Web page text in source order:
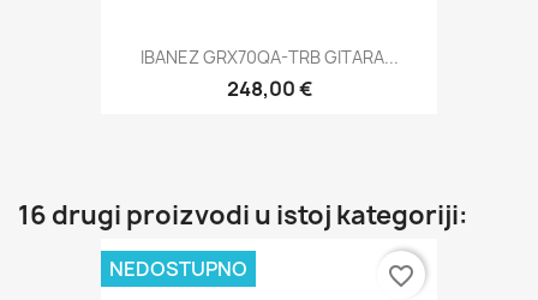
IBANEZ GRX70QA-TRB GITARA...
248,00 €
16 drugi proizvodi u istoj kategoriji:
NEDOSTUPNO favorite_border